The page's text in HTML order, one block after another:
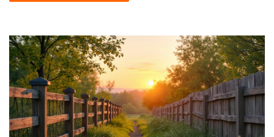
касающихся строительства забора.